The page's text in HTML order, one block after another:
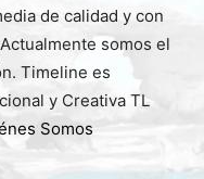
de calidad y con
somos el
Timeline es
y Creativa TL
Somos